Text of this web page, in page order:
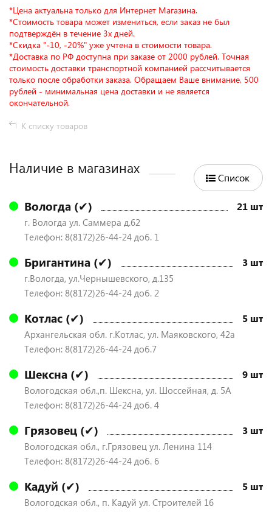
*Цена актуальна только для Интернет Магазина.
*Стоимость товара может измениться, если заказ не был
подтверждён в течение 3х дней.
*Скидка "-10, -20%" уже учтена в стоимости товара.
*Доставка по РФ доступна при заказе от 2000 рублей. Точная
стоимость доставки транспортной компанией рассчитывается
только после обработки заказа. Обращаем Ваше внимание, 500
рублей - минимальная цена доставки и не является
окончательной.
К списку товаров
Наличие в магазинах
Список
Вологда (✔) 21 шт
г. Вологда ул. Саммера д.62
Телефон: 8(8172)26-44-24 доб. 1
Бригантина (✔) 3 шт
г.Вологда, ул.Чернышевского, д.135
Телефон: 8(8172)26-44-24 доб. 2
Котлас (✔) 5 шт
Архангельская обл. г.Котлас, ул. Маяковского, 42а
Телефон: 8(8172)26-44-24 доб.7
Шексна (✔) 9 шт
Вологодская обл.,п. Шексна, ул. Шоссейная, д. 5А
Телефон: 8(8172)26-44-24 доб. 4
Грязовец (✔) 3 шт
Вологодская обл., г.Грязовец ул. Ленина 114
Телефон: 8(8172)26-44-24 доб. 6
Кадуй (✔) 5 шт
Вологодская обл., п. Кадуй ул. Строителей 16